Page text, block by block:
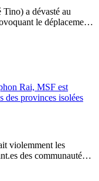
a dévasté au
le déplacement
de Médecins Sans
Rai, MSF est
des provinces isolées
violemment les
des communautés